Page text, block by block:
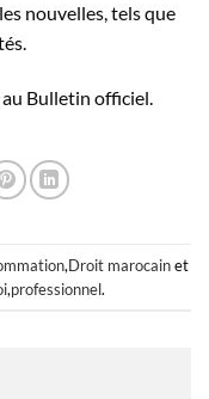
nouvelles, tels que
Bulletin officiel.
,Droit marocainet
,professionnel.